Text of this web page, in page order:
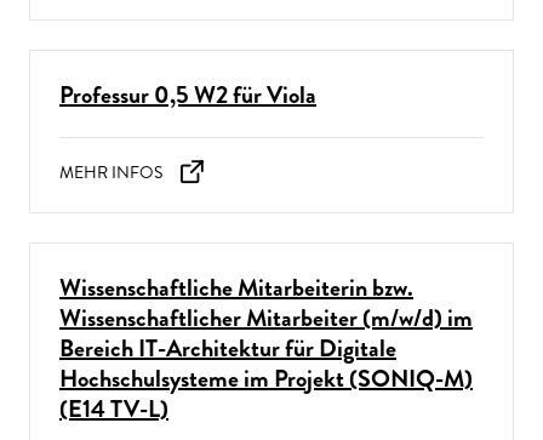
Professur 0,5 W2 für Viola
Wissenschaftliche Mitarbeiterin bzw.
Wissenschaftlicher Mitarbeiter (m/w/d) im
Bereich IT-Architektur für Digitale
Hochschulsysteme im Projekt (SONIQ-M)
(E14 TV-L)